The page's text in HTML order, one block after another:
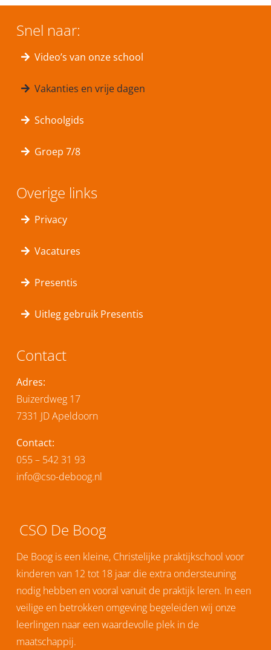
CSO De Boog
De Boog is een kleine, Christelijke praktijkschool voor
kinderen van 12 tot 18 jaar die extra ondersteuning
nodig hebben en vooral vanuit de praktijk leren. In een
veilige en betrokken omgeving begeleiden wij onze
leerlingen naar een waardevolle plek in de
maatschappij.
Snel naar:
Video’s van onze school
Vakanties en vrije dagen
Schoolgids
Groep 7/8
Overige links
Privacy
Vacatures
Presentis
Uitleg gebruik Presentis
Contact
Adres:
Buizerdweg 17
7331 JD Apeldoorn
Contact:
055 – 542 31 93
info@cso-deboog.nl